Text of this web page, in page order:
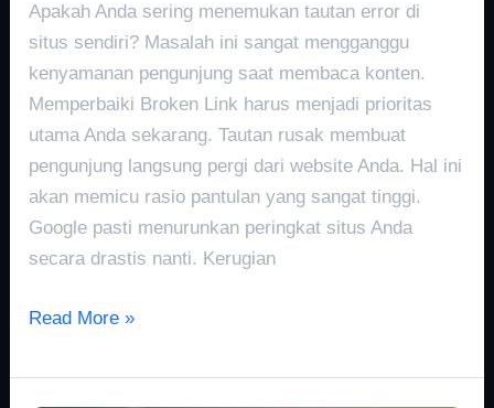
Apakah Anda sering menemukan tautan error di
situs sendiri? Masalah ini sangat mengganggu
kenyamanan pengunjung saat membaca konten.
Memperbaiki Broken Link harus menjadi prioritas
utama Anda sekarang. Tautan rusak membuat
pengunjung langsung pergi dari website Anda. Hal ini
akan memicu rasio pantulan yang sangat tinggi.
Google pasti menurunkan peringkat situs Anda
secara drastis nanti. Kerugian
Read More »